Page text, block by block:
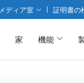
メディア室 証明書の
家 機能